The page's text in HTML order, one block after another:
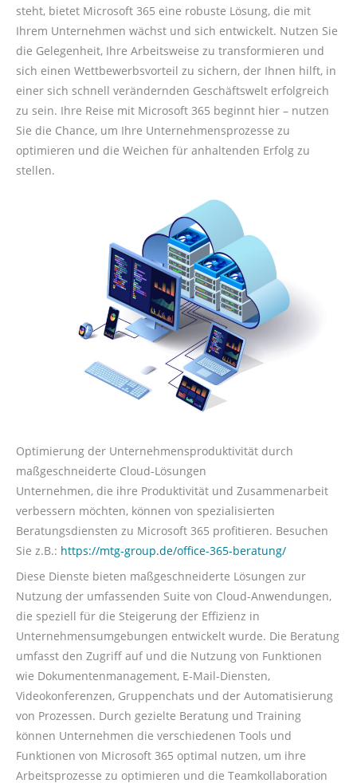
steht, bietet Microsoft 365 eine robuste Lösung, die mit
Ihrem Unternehmen wächst und sich entwickelt. Nutzen Sie
die Gelegenheit, Ihre Arbeitsweise zu transformieren und
sich einen Wettbewerbsvorteil zu sichern, der Ihnen hilft, in
einer sich schnell verändernden Geschäftswelt erfolgreich
zu sein. Ihre Reise mit Microsoft 365 beginnt hier – nutzen
Sie die Chance, um Ihre Unternehmensprozesse zu
optimieren und die Weichen für anhaltenden Erfolg zu
stellen.
Optimierung der Unternehmensproduktivität durch
maßgeschneiderte Cloud-Lösungen
Unternehmen, die ihre Produktivität und Zusammenarbeit
verbessern möchten, können von spezialisierten
Beratungsdiensten zu Microsoft 365 profitieren. Besuchen
Sie z.B.: https://mtg-group.de/office-365-beratung/
Diese Dienste bieten maßgeschneiderte Lösungen zur
Nutzung der umfassenden Suite von Cloud-Anwendungen,
die speziell für die Steigerung der Effizienz in
Unternehmensumgebungen entwickelt wurde. Die Beratung
umfasst den Zugriff auf und die Nutzung von Funktionen
wie Dokumentenmanagement, E-Mail-Diensten,
Videokonferenzen, Gruppenchats und der Automatisierung
von Prozessen. Durch gezielte Beratung und Training
können Unternehmen die verschiedenen Tools und
Funktionen von Microsoft 365 optimal nutzen, um ihre
Arbeitsprozesse zu optimieren und die Teamkollaboration